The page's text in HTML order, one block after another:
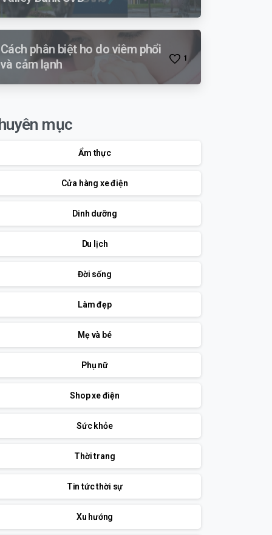
Cách phân biệt ho do viêm phổi
và cảm lạnh
1
mục
Ẩm thực
Cửa hàng xe điện
Dinh dưỡng
Du lịch
Đời sống
Làm đẹp
Mẹ và bé
Phụ nữ
Shop xe điện
Sức khỏe
Thời trang
Tin tức thời sự
Xu hướng